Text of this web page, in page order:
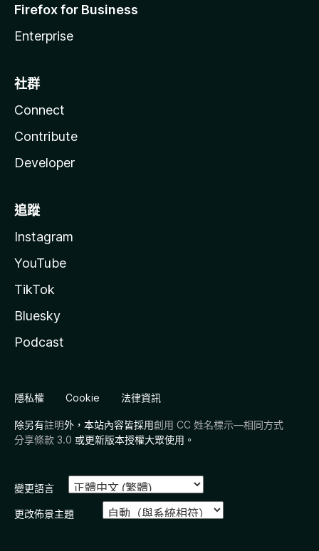
Firefox for Business
Enterprise
社群
Connect
Contribute
Developer
追蹤
Instagram
YouTube
TikTok
Bluesky
Podcast
隱私權 Cookie 法律資訊
除另有註明外，本站內容皆採用創用 CC 姓名標示—相同方式
分享條款 3.0 或更新版本授權大眾使用。
變更語言
更改佈景主題